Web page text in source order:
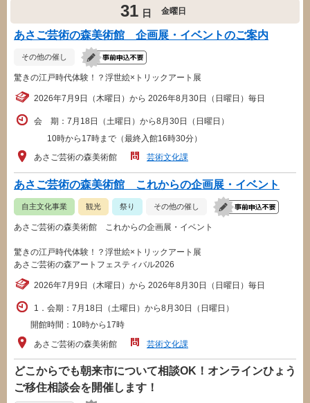
31 日 金曜日
あさご芸術の森美術館 企画展・イベントのご案内
その他の催し
驚きの江戸時代体験！？浮世絵×トリックアート展
2026年7月9日（木曜日）から 2026年8月30日（日曜日）毎日
会 期：7月18日（土曜日）から8月30日（日曜日）
10時から17時まで（最終入館16時30分）
あさご芸術の森美術館
芸術文化課
あさご芸術の森美術館 これからの企画展・イベント
自主文化事業 観光 祭り その他の催し
あさご芸術の森美術館 これからの企画展・イベント
驚きの江戸時代体験！？浮世絵×トリックアート展
あさご芸術の森アートフェスティバル2026
2026年7月9日（木曜日）から 2026年8月30日（日曜日）毎日
1．会期：7月18日（土曜日）から8月30日（日曜日）
開館時間：10時から17時
あさご芸術の森美術館
芸術文化課
どこからでも朝来市について相談OK！オンラインひょう
ご移住相談会を開催します！